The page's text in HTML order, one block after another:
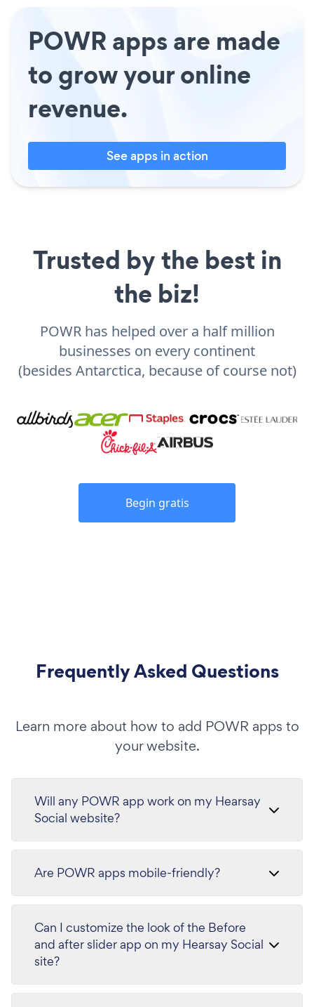
POWR apps are made
to grow your online
revenue.
See apps in action
Trusted by the best in
the biz!
POWR has helped over a half million
businesses on every continent
(besides Antarctica, because of course not)
Begin gratis
Frequently Asked Questions
Learn more about how to add POWR apps to
your website.
Will any POWR app work on my Hearsay
Social website?
Are POWR apps mobile-friendly?
Can I customize the look of the Before
and after slider app on my Hearsay Social
site?